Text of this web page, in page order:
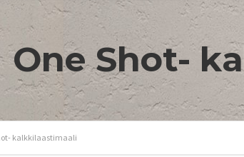
One Shot-
kalkkilaastimaali